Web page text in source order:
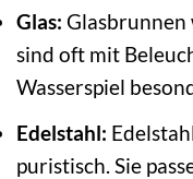
Glas: Glasbrunnen
sind oft mit
Wasserspiel
Edelstahl:
puristisch. Sie